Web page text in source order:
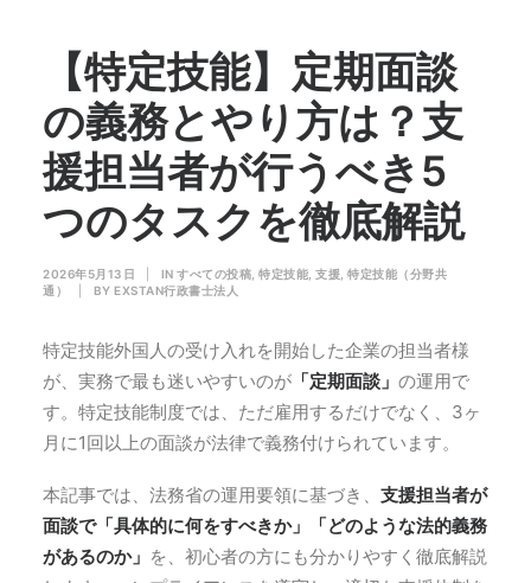
【特定技能】定期面談
の義務とやり方は？支
援担当者が行うべき5
つのタスクを徹底解説
2026年5月13日 IN すべての投稿 特定技能 支援 特定技能（分野共
通）
BY EXSTAN行政書士法人
特定技能外国人の受け入れを開始した企業の担当者様
が、実務で最も迷いやすいのが 「定期面談」 の運用で
す。特定技能制度では、ただ雇用するだけでなく、3ヶ
月に1回以上の面談が法律で義務付けられています。
本記事では、法務省の運用要領に基づき、 支援担当者が
面談で「具体的に何をすべきか」「どのような法的義務
があるのか」 を、初心者の方にも分かりやすく徹底解説